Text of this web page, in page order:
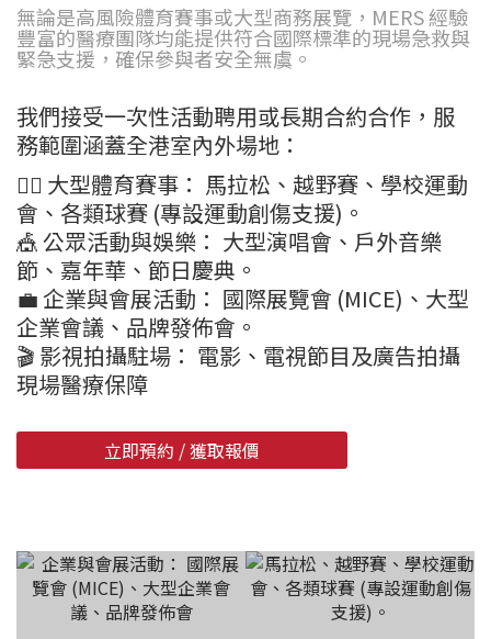
無論是高風險體育賽事或大型商務展覽，MERS 經驗
豐富的醫療團隊均能提供符合國際標準的現場急救與
緊急支援，確保參與者安全無虞。
我們接受一次性活動聘用或長期合約合作，服
務範圍涵蓋全港室內外場地：
🏃‍♂️ 大型體育賽事： 馬拉松、越野賽、學校運動
會、各類球賽 (專設運動創傷支援)。
🎪 公眾活動與娛樂： 大型演唱會、戶外音樂
節、嘉年華、節日慶典。
💼 企業與會展活動： 國際展覽會 (MICE)、大型
企業會議、品牌發佈會。
🎬 影視拍攝駐場： 電影、電視節目及廣告拍攝
現場醫療保障
立即預約 / 獲取報價